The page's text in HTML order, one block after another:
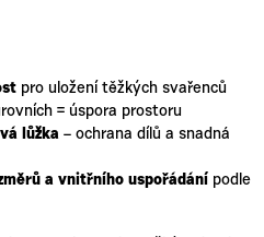
pro uložení těžkých svařenců
= úspora prostoru
lůžka – ochrana dílů a snadná
a vnitřního uspořádání podle